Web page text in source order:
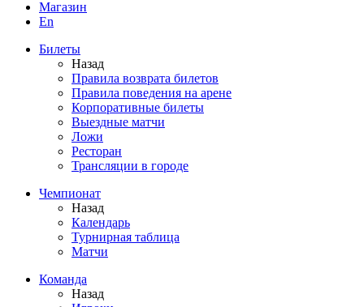
Магазин
En
Билеты
Назад
Правила возврата билетов
Правила поведения на арене
Корпоративные билеты
Выездные матчи
Ложи
Ресторан
Трансляции в городе
Чемпионат
Назад
Календарь
Турнирная таблица
Матчи
Команда
Назад